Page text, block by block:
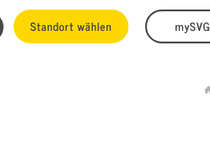
Standort wählen mySVG